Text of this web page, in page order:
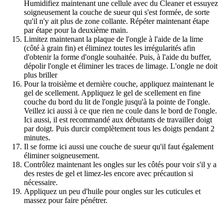
Humidifiez maintenant une cellule avec du Cleaner et essuyez
soigneusement la couche de sueur qui s'est formée, de sorte
qu'il n'y ait plus de zone collante. Répéter maintenant étape
par étape pour la deuxième main.
Limitez maintenant la plaque de l'ongle à l'aide de la lime
(côté à grain fin) et éliminez toutes les irrégularités afin
d'obtenir la forme d'ongle souhaitée. Puis, à l'aide du buffer,
dépolir l'ongle et éliminer les traces de limage. L'ongle ne doit
plus briller
Pour la troisième et dernière couche, appliquez maintenant le
gel de scellement. Appliquez le gel de scellement en fine
couche du bord du lit de l'ongle jusqu'à la pointe de l'ongle.
Veillez ici aussi à ce que rien ne coule dans le bord de l'ongle.
Ici aussi, il est recommandé aux débutants de travailler doigt
par doigt. Puis durcir complètement tous les doigts pendant 2
minutes.
Il se forme ici aussi une couche de sueur qu'il faut également
éliminer soigneusement.
Contrôlez maintenant les ongles sur les côtés pour voir s'il y a
des restes de gel et limez-les encore avec précaution si
nécessaire.
Appliquez un peu d'huile pour ongles sur les cuticules et
massez pour faire pénétrer.